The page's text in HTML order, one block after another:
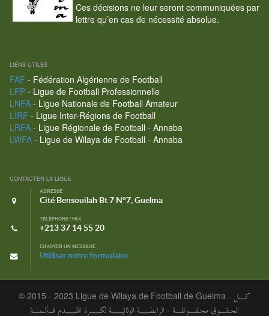
Ces décisions ne leur seront communiquées par
lettre qu’en cas de nécessité absolue.
LIENS UTILES
FAF - Fédération Algérienne de Football
LFP- Ligue de Football Professionnelle
LNFA- Ligue Nationale de Football Amateur
LIRF - Ligue Inter-Régions de Football
LRFA- Ligue Régionale de Football - Annaba
LWFA- Ligue de Wilaya de Football - Annaba
CONTACTER LA LIGUE
ADRESSE
Cité Bensouilah Bt 7 N°7, Guelma
TÉLÉPHONE / FAX
+213 37 14 55 20
ENVOYER UN MESSAGE
Utiliser notre formulaire
© 2015 - 2023 Ligue de Wilaya de Football de Guelma - كـــل
الحـقـــوق محـفـــوظـــة - الرابطــــة الولائيــــة لكــــرة القــــدم قـالـمـــة